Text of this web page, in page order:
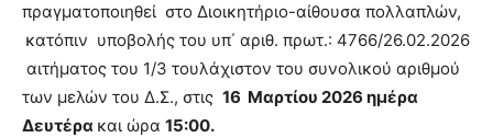
πραγματοποιηθεί στο Διοικητήριο-αίθουσα πολλαπλών,
κατόπιν υποβολής του υπ΄ αριθ. πρωτ.: 4766/26.02.2026
αιτήματος του 1/3 τουλάχιστον του συνολικού αριθμού
των μελών του Δ.Σ., στις 16 Μαρτίου 2026 ημέρα
Δευτέρα και ώρα 15:00.